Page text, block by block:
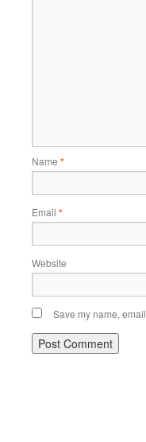
Name *
Email *
Website
Save my name,